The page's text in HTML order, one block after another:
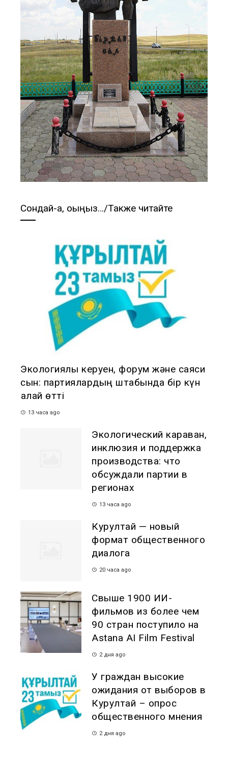
Сондай-ақ, оқыңыз…/Также читайте
Экологиялық керуен, форум және саяси
сын: партиялардың штабында бір күн
қалай өтті
13 часа ago
Экологический караван,
инклюзия и поддержка
производства: что
обсуждали партии в
регионах
13 часа ago
Курултай — новый
формат общественного
диалога
20 часа ago
Свыше 1900 ИИ-
фильмов из более чем
90 стран поступило на
Astana AI Film Festival
2 дня ago
У граждан высокие
ожидания от выборов в
Курултай – опрос
общественного мнения
2 дня ago